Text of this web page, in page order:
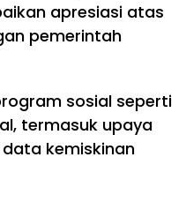
apresiasi atas
pemerintah
sosial seperti
termasuk upaya
kemiskinan